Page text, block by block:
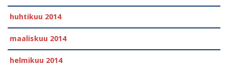
huhtikuu 2014
maaliskuu 2014
helmikuu 2014